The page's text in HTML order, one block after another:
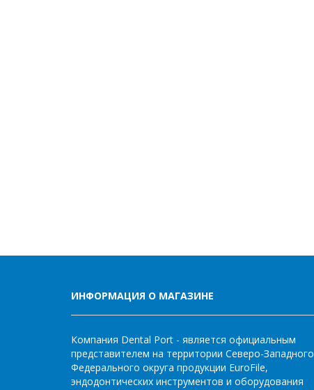
ИНФОРМАЦИЯ О МАГАЗИНЕ
Компания Dental Port - является официальным
представителем на территории Северо-Западного
Федерального округа продукции EuroFile,
эндодонтических инструментов и оборудования